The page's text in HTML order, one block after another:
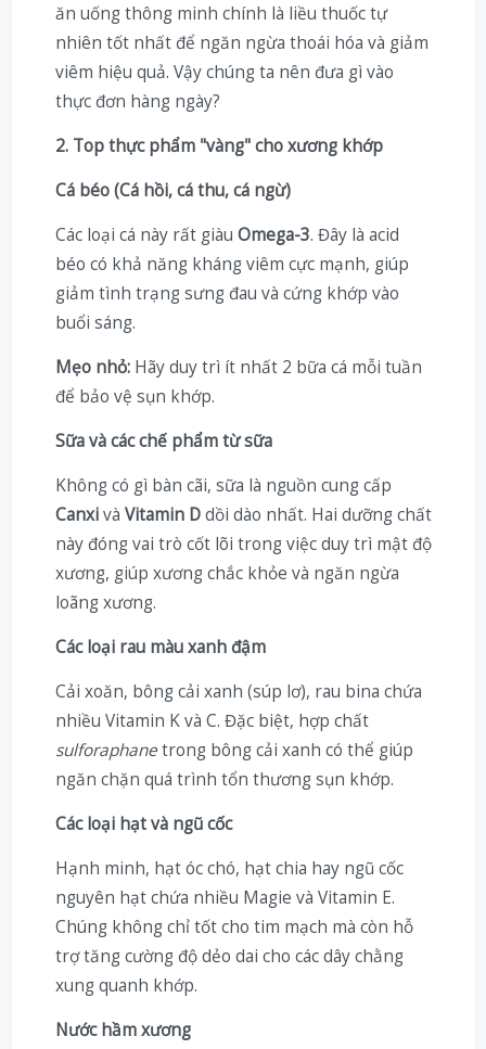
ăn uống thông minh chính là liều thuốc tự
nhiên tốt nhất để ngăn ngừa thoái hóa và giảm
viêm hiệu quả. Vậy chúng ta nên đưa gì vào
thực đơn hàng ngày?
2. Top thực phẩm "vàng" cho xương khớp
Cá béo (Cá hồi, cá thu, cá ngừ)
Các loại cá này rất giàu Omega-3. Đây là acid
béo có khả năng kháng viêm cực mạnh, giúp
giảm tình trạng sưng đau và cứng khớp vào
buổi sáng.
Mẹo nhỏ:Hãy duy trì ít nhất 2 bữa cá mỗi tuần
để bảo vệ sụn khớp.
Sữa và các chế phẩm từ sữa
Không có gì bàn cãi, sữa là nguồn cung cấp
Canxivà Vitamin Ddồi dào nhất. Hai dưỡng chất
này đóng vai trò cốt lõi trong việc duy trì mật độ
xương, giúp xương chắc khỏe và ngăn ngừa
loãng xương.
Các loại rau màu xanh đậm
Cải xoăn, bông cải xanh (súp lơ), rau bina chứa
nhiều Vitamin K và C. Đặc biệt, hợp chất
sulforaphanetrong bông cải xanh có thể giúp
ngăn chặn quá trình tổn thương sụn khớp.
Các loại hạt và ngũ cốc
Hạnh minh, hạt óc chó, hạt chia hay ngũ cốc
nguyên hạt chứa nhiều Magie và Vitamin E.
Chúng không chỉ tốt cho tim mạch mà còn hỗ
trợ tăng cường độ dẻo dai cho các dây chằng
xung quanh khớp.
Nước hầm xương